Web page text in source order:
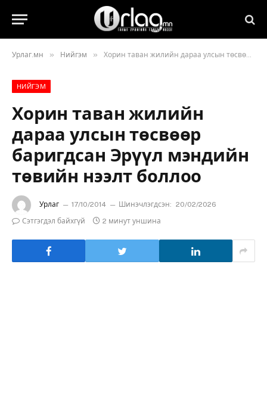
Урлаг.мн » Нийгэм » Хорин таван жилийн дараа улсын төсвөөр баригдсан Эрүүл мэндийн төвийн нээлт боллоо
НИЙГЭМ
Хорин таван жилийн
дараа улсын төсвөөр
баригдсан Эрүүл мэндийн
төвийн нээлт боллоо
Урлаг 17/10/2014 Шинэчлэгдсэн: 20/02/2026
Сэтгэгдэл байхгүй
2 минут уншина